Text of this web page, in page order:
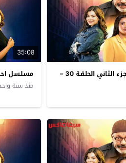
مسلسل احلام بنات الجزء الثاني الحلقة 30 –
35:08
مسلسل
منذ سنة